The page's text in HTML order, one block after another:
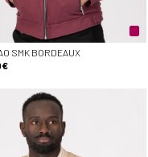
SMK BORDEAUX